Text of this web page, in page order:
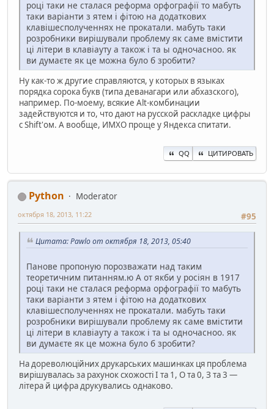
році таки не сталася реформа орфографії то мабуть
таки варіанти з ятем і фітою на додаткових
клавішесполученнях не прокатали. мабуть таки
розробники вирішували проблему як саме вмістити
ці літери в клавіауту а також і та ы одночасноо. як
ви думаєте як це можна було б зробити?
Ну как-то ж другие справляются, у которых в языках
порядка сорока букв (типа деванагари или абхазского),
например. По-моему, всякие Alt-комбинации
задействуются и то, что дают на русской раскладке цифры
с Shift'ом. А вообще, ИМХО проще у Яндекса спитати.
QQ ЦИТИРОВАТЬ
Python
Moderator
#95
октября 18, 2013, 11:22
Цитата: Pawlo от октября 18, 2013, 05:40
Панове пропоную порозважати над таким
теоретичним питанням.ю А от якби у росіян в 1917
році таки не сталася реформа орфографії то мабуть
таки варіанти з ятем і фітою на додаткових
клавішесполученнях не прокатали. мабуть таки
розробники вирішували проблему як саме вмістити
ці літери в клавіауту а також і та ы одночасноо. як
ви думаєте як це можна було б зробити?
На дореволюційних друкарських машинках ця проблема
вирішувалась за рахунок схожості І та 1, О та 0, З та 3 —
літера й цифра друкувались однаково.